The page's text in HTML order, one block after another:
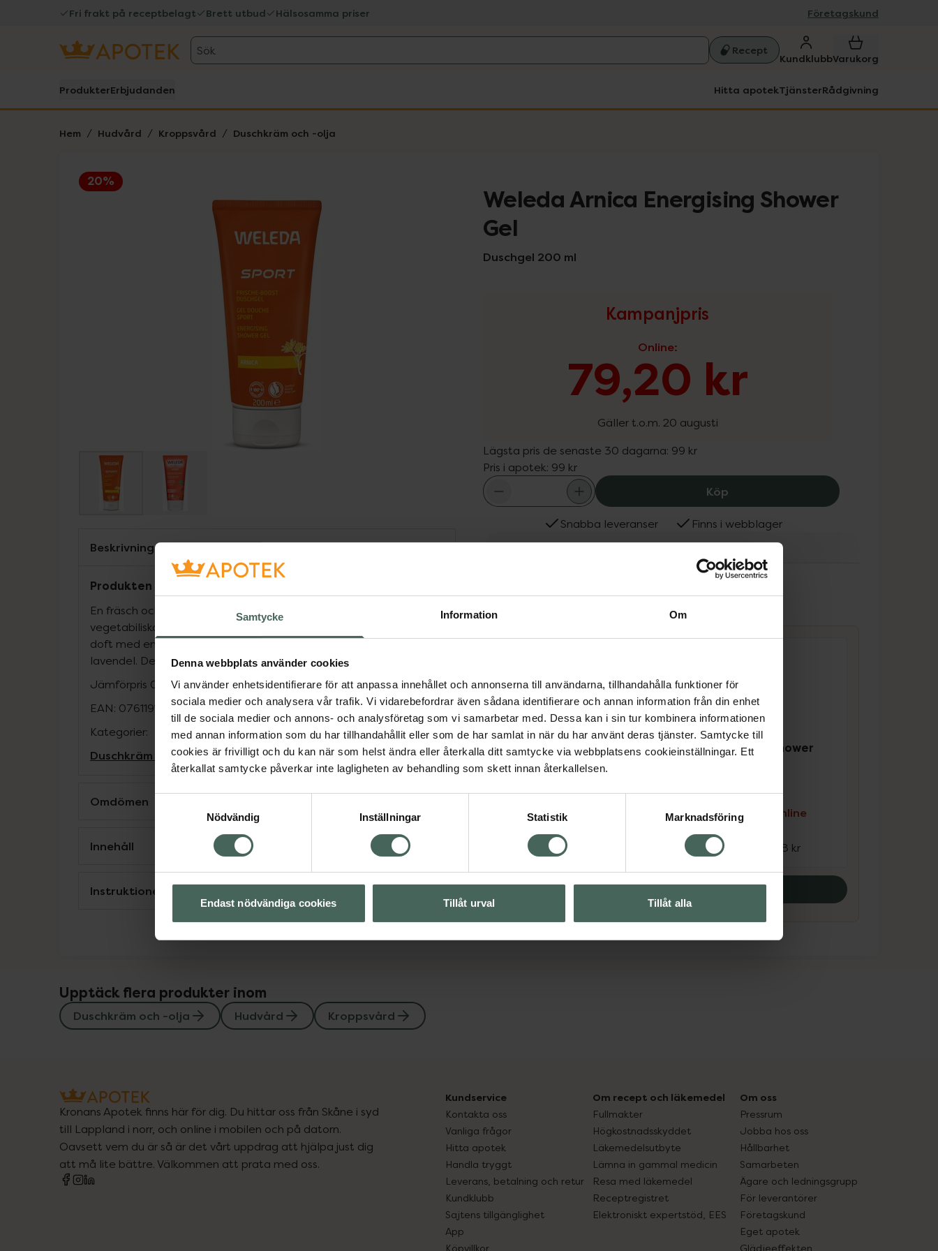
Samtycke Information Om
Denna webbplats använder cookies
Vi använder enhetsidentifierare för att anpassa innehållet och annonserna till användarna, tillhandahålla funktioner för
sociala medier och analysera vår trafik. Vi vidarebefordrar även sådana identifierare och annan information från din enhet
till de sociala medier och annons- och analysföretag som vi samarbetar med. Dessa kan i sin tur kombinera informationen
med annan information som du har tillhandahållit eller som de har samlat in när du har använt deras tjänster. Samtycke till
cookies är frivilligt och du kan när som helst ändra eller återkalla ditt samtycke via webbplatsens cookieinställningar. Ett
återkallat samtycke påverkar inte lagligheten av behandling som skett innan återkallelsen.
Nödvändig
Inställningar Statistik Marknadsföring
Endast nödvändiga cookies Tillåt urval Tillåt alla
Fri frakt på receptbelagt Brett utbud Hälsosamma priser Företagskund
Sök Recept
KundklubbVarukorg
ProdukterErbjudanden Hitta apotekTjänsterRådgivning
Hem Hudvård Kroppsvård Duschkräm och -olja
20%
Lista: . Innehåller 2 objekt.
Weleda Arnica Energising Shower
Gel
Duschgel 200 ml
Kampanjpris
Online:
79,20 kr
Gäller t.o.m. 20 augusti
Lägsta pris de senaste 30 dagarna: 99 kr
Pris i apotek: 99 kr
Köp Weleda Arnica Energising Shower
Snabba leveranser Finns i webblager
Köps ofta tillsammans
4.5 av 5 i omdöme
Weleda Arnica
Energising Shower Gel
Kampanjpris online
79,20 kr
Tidigare pris:
4.8 av 5 i omdöme
Weleda Aroma Shower
Kampanjpris online
Tidigare pris: 98 kr
Köp båda för:
Köp båda
Beskrivning Dölj
Produkten får uppdaterad förpackning under 2026.
En fräsch och återfuktande duschgel som rengör med milda
vegetabiliska tensider utan att torka ut huden. Sportig och fräsch
doft med energigivande rosmarin i kombination med rogivande
lavendel. Dermatologiskt testad.
Jämförpris 0,50 kr/ml
EAN: 07611916154317
Kategorier:
Duschkräm och -oljaHudvårdKroppsvård
Omdömen
Innehåll Visa
Instruktioner
Upptäck flera produkter inom
Duschkräm och -olja Hudvård Kroppsvård
Kronans Apotek finns här för dig. Du hittar oss från Skåne i syd
till Lappland i norr, och online i mobilen och på datorn.
Oavsett vem du är så är det vårt uppdrag att hjälpa just dig
att må lite bättre. Välkommen att prata med oss.
Kundservice
Kontakta oss
Vanliga frågor
Hitta apotek
Handla tryggt
Leverans, betalning och retur
Kundklubb
Sajtens tillgänglighet
App
Köpvillkor
Om recept och läkemedel
Fullmakter
Högkostnadsskyddet
Läkemedelsutbyte
Lämna in gammal medicin
Resa med läkemedel
Receptregistret
Elektroniskt expertstöd, EES
Om oss
Pressrum
Jobba hos oss
Hållbarhet
Samarbeten
Ägare och ledningsgrupp
För leverantörer
Företagskund
Eget apotek
Glädjeeffekten